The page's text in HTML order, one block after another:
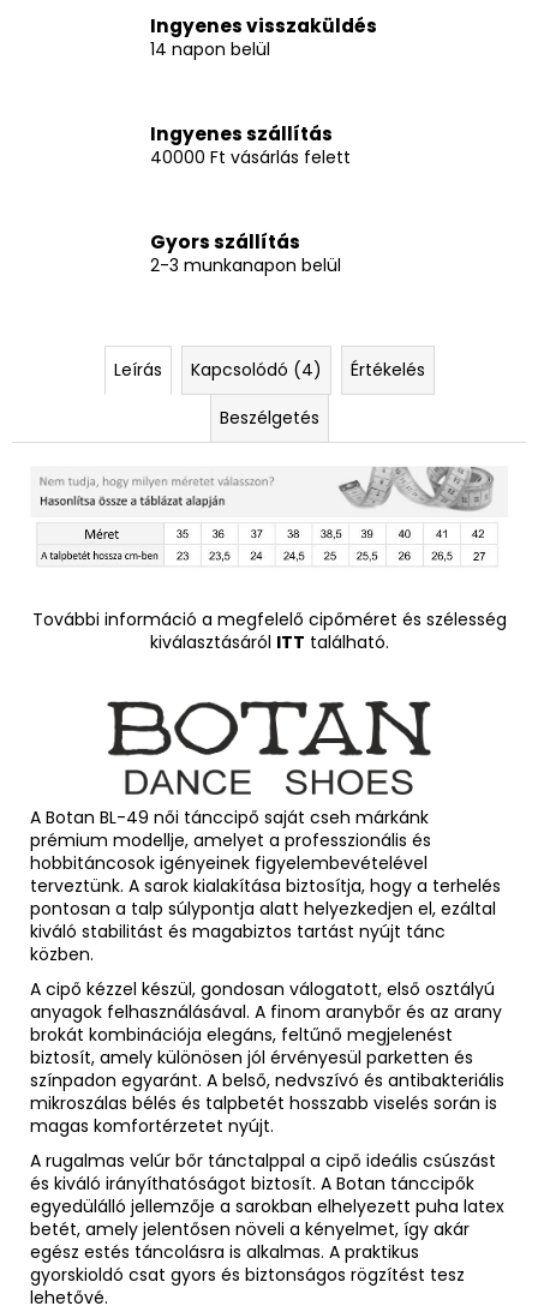
Ingyenes visszaküldés
14 napon belül
Ingyenes szállítás
40000 Ft vásárlás felett
Gyors szállítás
2-3 munkanapon belül
Leírás Kapcsolódó (4)
Értékelés
Beszélgetés
További információ a megfelelő cipőméret és szélesség
kiválasztásáról ITT található.
A Botan BL-49 női tánccipő saját cseh márkánk
prémium modellje, amelyet a professzionális és
hobbitáncosok igényeinek figyelembevételével
terveztünk. A sarok kialakítása biztosítja, hogy a terhelés
pontosan a talp súlypontja alatt helyezkedjen el, ezáltal
kiváló stabilitást és magabiztos tartást nyújt tánc
közben.
A cipő kézzel készül, gondosan válogatott, első osztályú
anyagok felhasználásával. A finom aranybőr és az arany
brokát kombinációja elegáns, feltűnő megjelenést
biztosít, amely különösen jól érvényesül parketten és
színpadon egyaránt. A belső, nedvszívó és antibakteriális
mikroszálas bélés és talpbetét hosszabb viselés során is
magas komfortérzetet nyújt.
A rugalmas velúr bőr tánctalppal a cipő ideális csúszást
és kiváló irányíthatóságot biztosít. A Botan tánccipők
egyedülálló jellemzője a sarokban elhelyezett puha latex
betét, amely jelentősen növeli a kényelmet, így akár
egész estés táncolásra is alkalmas. A praktikus
gyorskioldó csat gyors és biztonságos rögzítést tesz
lehetővé.